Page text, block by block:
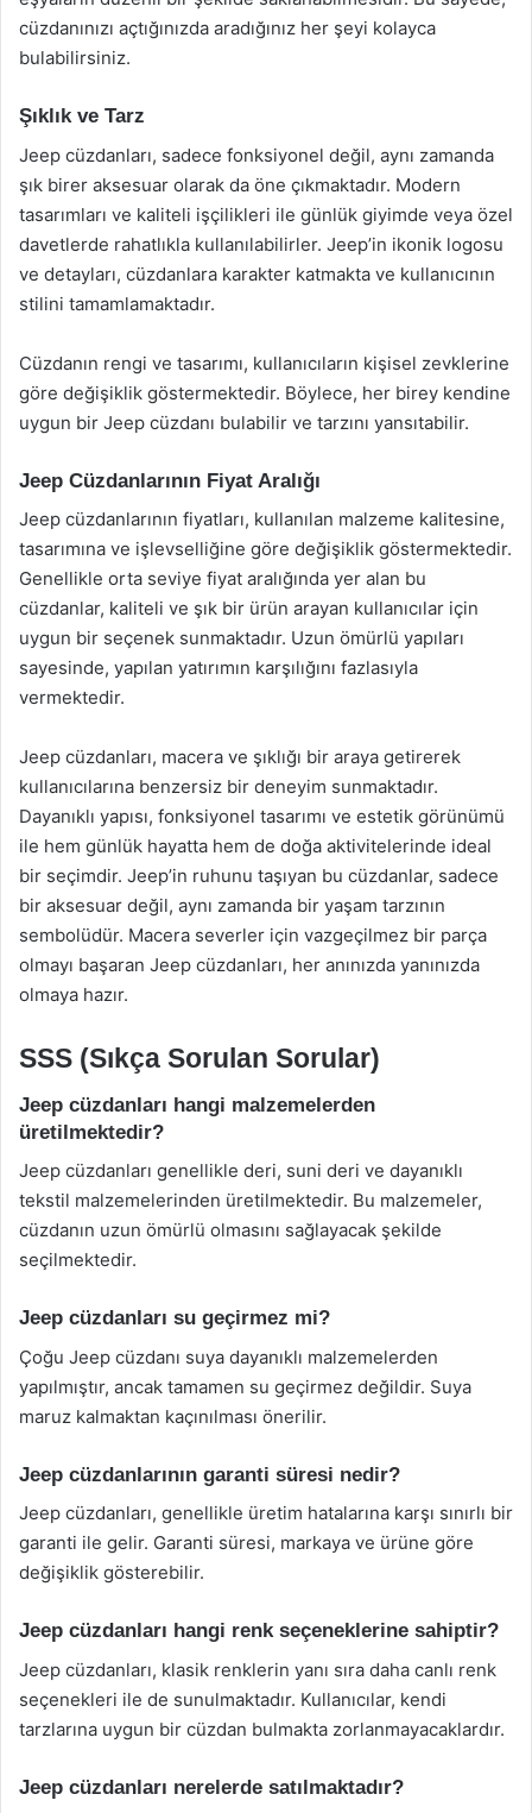
cüzdanınızı açtığınızda aradığınız her şeyi kolayca
bulabilirsiniz.
Şıklık ve Tarz
Jeep cüzdanları, sadece fonksiyonel değil, aynı zamanda
şık birer aksesuar olarak da öne çıkmaktadır. Modern
tasarımları ve kaliteli işçilikleri ile günlük giyimde veya özel
davetlerde rahatlıkla kullanılabilirler. Jeep’in ikonik logosu
ve detayları, cüzdanlara karakter katmakta ve kullanıcının
stilini tamamlamaktadır.
Cüzdanın rengi ve tasarımı, kullanıcıların kişisel zevklerine
göre değişiklik göstermektedir. Böylece, her birey kendine
uygun bir Jeep cüzdanı bulabilir ve tarzını yansıtabilir.
Jeep Cüzdanlarının Fiyat Aralığı
Jeep cüzdanlarının fiyatları, kullanılan malzeme kalitesine,
tasarımına ve işlevselliğine göre değişiklik göstermektedir.
Genellikle orta seviye fiyat aralığında yer alan bu
cüzdanlar, kaliteli ve şık bir ürün arayan kullanıcılar için
uygun bir seçenek sunmaktadır. Uzun ömürlü yapıları
sayesinde, yapılan yatırımın karşılığını fazlasıyla
vermektedir.
Jeep cüzdanları, macera ve şıklığı bir araya getirerek
kullanıcılarına benzersiz bir deneyim sunmaktadır.
Dayanıklı yapısı, fonksiyonel tasarımı ve estetik görünümü
ile hem günlük hayatta hem de doğa aktivitelerinde ideal
bir seçimdir. Jeep’in ruhunu taşıyan bu cüzdanlar, sadece
bir aksesuar değil, aynı zamanda bir yaşam tarzının
sembolüdür. Macera severler için vazgeçilmez bir parça
olmayı başaran Jeep cüzdanları, her anınızda yanınızda
olmaya hazır.
SSS (Sıkça Sorulan Sorular)
Jeep cüzdanları hangi malzemelerden
üretilmektedir?
Jeep cüzdanları genellikle deri, suni deri ve dayanıklı
tekstil malzemelerinden üretilmektedir. Bu malzemeler,
cüzdanın uzun ömürlü olmasını sağlayacak şekilde
seçilmektedir.
Jeep cüzdanları su geçirmez mi?
Çoğu Jeep cüzdanı suya dayanıklı malzemelerden
yapılmıştır, ancak tamamen su geçirmez değildir. Suya
maruz kalmaktan kaçınılması önerilir.
Jeep cüzdanlarının garanti süresi nedir?
Jeep cüzdanları, genellikle üretim hatalarına karşı sınırlı bir
garanti ile gelir. Garanti süresi, markaya ve ürüne göre
değişiklik gösterebilir.
Jeep cüzdanları hangi renk seçeneklerine sahiptir?
Jeep cüzdanları, klasik renklerin yanı sıra daha canlı renk
seçenekleri ile de sunulmaktadır. Kullanıcılar, kendi
tarzlarına uygun bir cüzdan bulmakta zorlanmayacaklardır.
Jeep cüzdanları nerelerde satılmaktadır?